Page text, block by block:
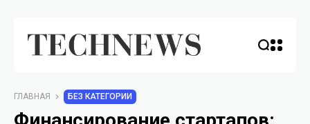
ГЛАВНАЯ БЕЗ КАТЕГОРИИ